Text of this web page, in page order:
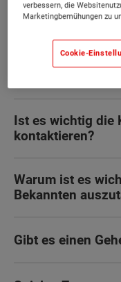
Ist es wichtig die
kontaktieren?
Warum ist es
Bekannten
Gibt es einen
verbessern, die
Marketingbemühungen zu
Cookie-